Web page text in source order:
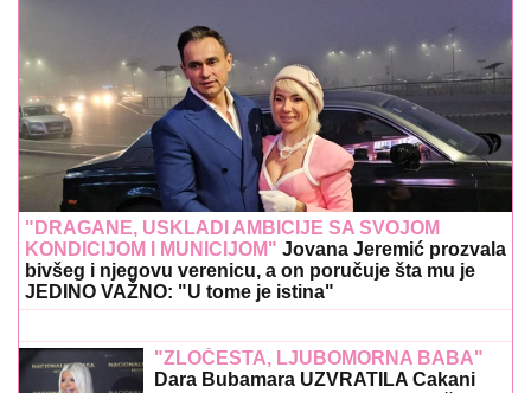
"DRAGANE, USKLADI AMBICIJE SA SVOJOM
KONDICIJOM I MUNICIJOM" Jovana Jeremić prozvala
bivšeg i njegovu verenicu, a on poručuje šta mu je
JEDINO VAŽNO: "U tome je istina"
"ZLOČESTA, LJUBOMORNA BABA"
Dara Bubamara UZVRATILA Cakani